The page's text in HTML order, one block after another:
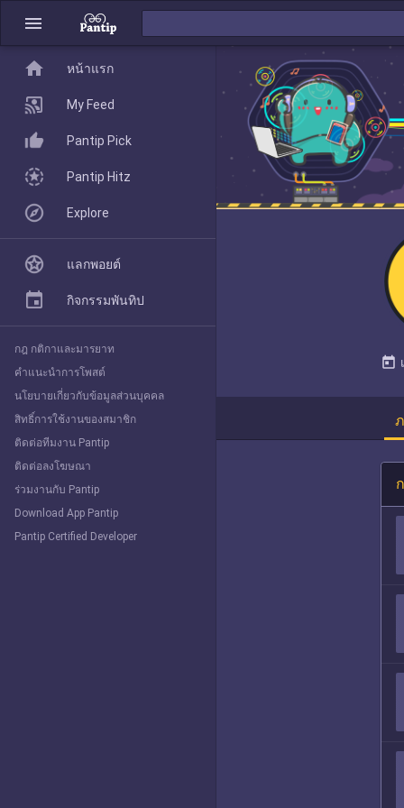
menu
today
home
Pantip Pick
Explore
home หน้าแรก
My Feed
Pantip Pick
Pantip Hitz
Explore
แลกพอยต์
กิจกรรมพันทิป
กฎ กติกาและมารยาท
คำแนะนำการโพสต์
นโยบายเกี่ยวกับข้อมูลส่วนบุคคล
สิทธิ์การใช้งานของสมาชิก
ติดต่อทีมงาน Pantip
ติดต่อลงโฆษณา
ร่วมงานกับ Pantip
Download App Pantip
Pantip Certified Developer